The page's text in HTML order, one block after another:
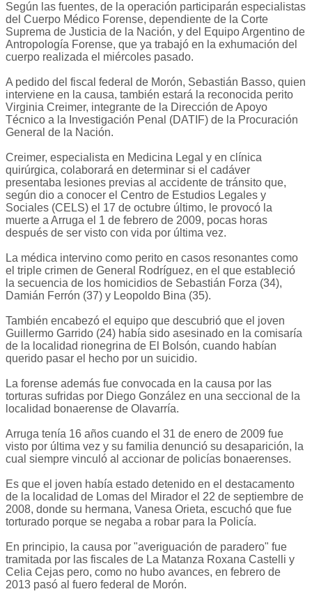
Según las fuentes, de la operación participarán especialistas
del Cuerpo Médico Forense, dependiente de la Corte
Suprema de Justicia de la Nación, y del Equipo Argentino de
Antropologí­a Forense, que ya trabajó en la exhumación del
cuerpo realizada el miércoles pasado.
A pedido del fiscal federal de Morón, Sebastián Basso, quien
interviene en la causa, también estará la reconocida perito
Virginia Creimer, integrante de la Dirección de Apoyo
Técnico a la Investigación Penal (DATIF) de la Procuración
General de la Nación.
Creimer, especialista en Medicina Legal y en clí­nica
quirúrgica, colaborará en determinar si el cadáver
presentaba lesiones previas al accidente de tránsito que,
según dio a conocer el Centro de Estudios Legales y
Sociales (CELS) el 17 de octubre último, le provocó la
muerte a Arruga el 1 de febrero de 2009, pocas horas
después de ser visto con vida por última vez.
La médica intervino como perito en casos resonantes como
el triple crimen de General Rodríguez, en el que estableció
la secuencia de los homicidios de Sebastián Forza (34),
Damián Ferrón (37) y Leopoldo Bina (35).
También encabezó el equipo que descubrió que el joven
Guillermo Garrido (24) habí­a sido asesinado en la comisarí­a
de la localidad rionegrina de El Bolsón, cuando habí­an
querido pasar el hecho por un suicidio.
La forense además fue convocada en la causa por las
torturas sufridas por Diego González en una seccional de la
localidad bonaerense de Olavarrí­a.
Arruga tení­­a 16 años cuando el 31 de enero de 2009 fue
visto por última vez y su familia denunció su desaparición, la
cual siempre vinculó al accionar de policí­­as bonaerenses.
Es que el joven habí­a estado detenido en el destacamento
de la localidad de Lomas del Mirador el 22 de septiembre de
2008, donde su hermana, Vanesa Orieta, escuchó que fue
torturado porque se negaba a robar para la Policí­­a.
En principio, la causa por "averiguación de paradero" fue
tramitada por las fiscales de La Matanza Roxana Castelli y
Celia Cejas pero, como no hubo avances, en febrero de
2013 pasó al fuero federal de Morón.